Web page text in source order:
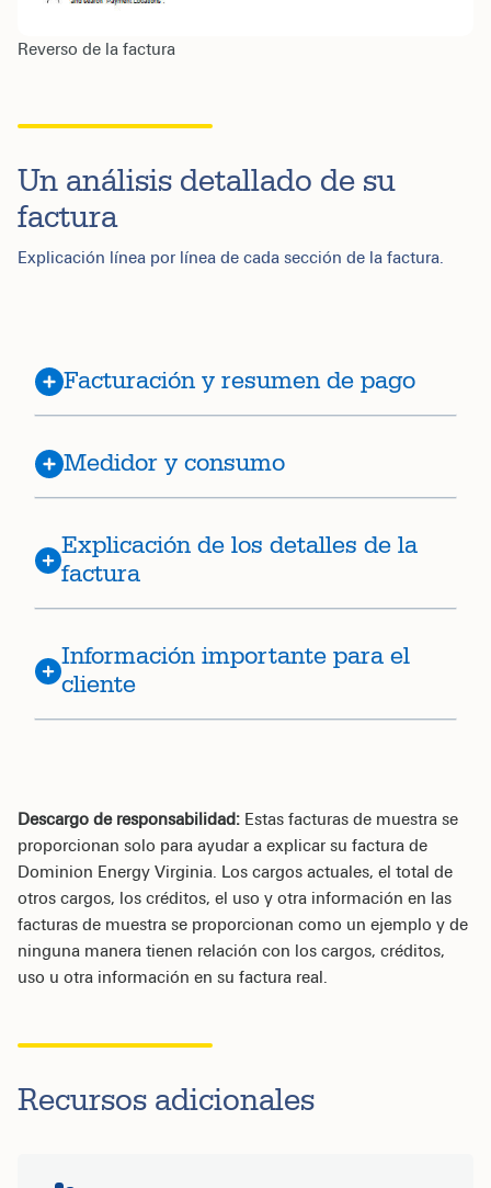
Reverso de la factura
Un análisis detallado de su
factura
Explicación línea por línea de cada sección de la factura.
Facturación y resumen de pago
Medidor y consumo
Explicación de los detalles de la
factura
Información importante para el
cliente
Descargo de responsabilidad: Estas facturas de muestra se
proporcionan solo para ayudar a explicar su factura de
Dominion Energy Virginia. Los cargos actuales, el total de
otros cargos, los créditos, el uso y otra información en las
facturas de muestra se proporcionan como un ejemplo y de
ninguna manera tienen relación con los cargos, créditos,
uso u otra información en su factura real.
Recursos adicionales